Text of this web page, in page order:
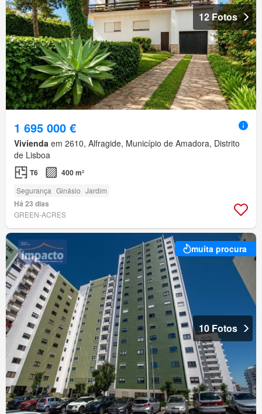
12 Fotos
1 695 000 €
Vivienda em 2610, Alfragide, Município de Amadora, Distrito
de Lisboa
T6 400 m²
Segurança Ginásio Jardim
Há 23 dias
GREEN-ACRES
muita procura
10 Fotos